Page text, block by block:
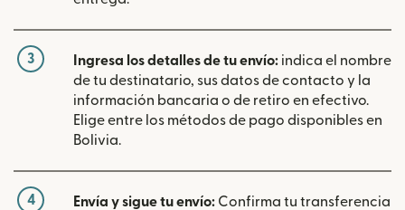
3 Ingresa los detalles de tu envío: indica el nombre
de tu destinatario, sus datos de contacto y la
información bancaria o de retiro en efectivo.
Elige entre los métodos de pago disponibles en
Bolivia.
4 Envía y sigue tu envío: Confirma tu transferencia